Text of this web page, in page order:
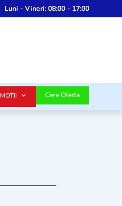
Luni - Vineri:08:00 - 17:00
Cere Oferta